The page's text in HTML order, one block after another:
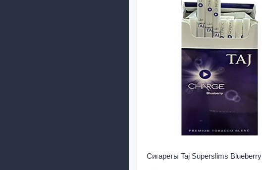
Сигареты Taj Superslims Blueberry